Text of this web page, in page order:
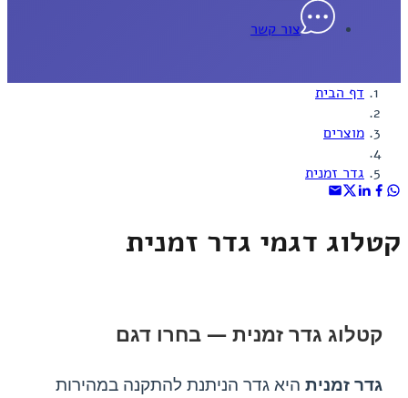
צור קשר
דף הבית
מוצרים
גדר זמנית
קטלוג דגמי גדר זמנית
קטלוג גדר זמנית — בחרו דגם
גדר זמנית היא גדר הניתנת להתקנה במהירות